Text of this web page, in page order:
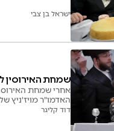
ישראל בן צבי
שמחת האירוסין
אחרי שמחת
האדמו"ר מויז'ניץ
יהושע פרוכטר היה
דוד קליגר